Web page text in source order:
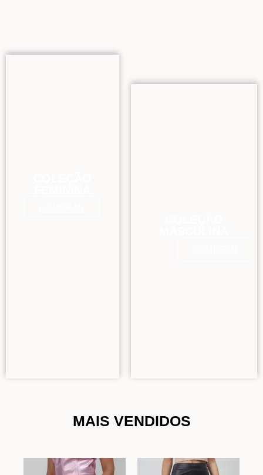
MAIS VENDIDOS